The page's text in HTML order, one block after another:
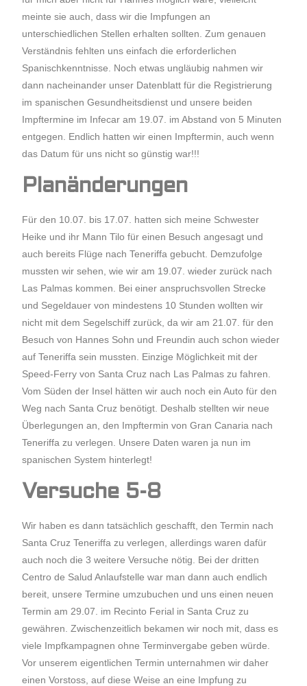
meinte sie auch, dass wir die Impfungen an
unterschiedlichen Stellen erhalten sollten. Zum genauen
Verständnis fehlten uns einfach die erforderlichen
Spanischkenntnisse. Noch etwas ungläubig nahmen wir
dann nacheinander unser Datenblatt für die Registrierung
im spanischen Gesundheitsdienst und unsere beiden
Impftermine im Infecar am 19.07. im Abstand von 5 Minuten
entgegen. Endlich hatten wir einen Impftermin, auch wenn
das Datum für uns nicht so günstig war!!!
Planänderungen
Für den 10.07. bis 17.07. hatten sich meine Schwester
Heike und ihr Mann Tilo für einen Besuch angesagt und
auch bereits Flüge nach Teneriffa gebucht. Demzufolge
mussten wir sehen, wie wir am 19.07. wieder zurück nach
Las Palmas kommen. Bei einer anspruchsvollen Strecke
und Segeldauer von mindestens 10 Stunden wollten wir
nicht mit dem Segelschiff zurück, da wir am 21.07. für den
Besuch von Hannes Sohn und Freundin auch schon wieder
auf Teneriffa sein mussten. Einzige Möglichkeit mit der
Speed-Ferry von Santa Cruz nach Las Palmas zu fahren.
Vom Süden der Insel hätten wir auch noch ein Auto für den
Weg nach Santa Cruz benötigt. Deshalb stellten wir neue
Überlegungen an, den Impftermin von Gran Canaria nach
Teneriffa zu verlegen. Unsere Daten waren ja nun im
spanischen System hinterlegt!
Versuche 5-8
Wir haben es dann tatsächlich geschafft, den Termin nach
Santa Cruz Teneriffa zu verlegen, allerdings waren dafür
auch noch die 3 weitere Versuche nötig. Bei der dritten
Centro de Salud Anlaufstelle war man dann auch endlich
bereit, unsere Termine umzubuchen und uns einen neuen
Termin am 29.07. im Recinto Ferial in Santa Cruz zu
gewähren. Zwischenzeitlich bekamen wir noch mit, dass es
viele Impfkampagnen ohne Terminvergabe geben würde.
Vor unserem eigentlichen Termin unternahmen wir daher
einen Vorstoss, auf diese Weise an eine Impfung zu